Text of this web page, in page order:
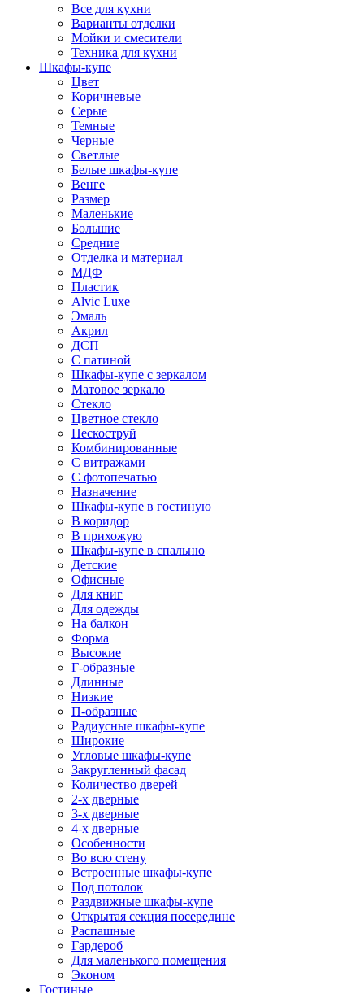
Все для кухни
Варианты отделки
Мойки и смесители
Техника для кухни
Шкафы-купе
Цвет
Коричневые
Серые
Темные
Черные
Светлые
Белые шкафы-купе
Венге
Размер
Маленькие
Большие
Средние
Отделка и материал
МДФ
Пластик
Alvic Luxe
Эмаль
Акрил
ДСП
С патиной
Шкафы-купе с зеркалом
Матовое зеркало
Стекло
Цветное стекло
Пескоструй
Комбинированные
С витражами
С фотопечатью
Назначение
Шкафы-купе в гостиную
В коридор
В прихожую
Шкафы-купе в спальню
Детские
Офисные
Для книг
Для одежды
На балкон
Форма
Высокие
Г-образные
Длинные
Низкие
П-образные
Радиусные шкафы-купе
Широкие
Угловые шкафы-купе
Закругленный фасад
Количество дверей
2-х дверные
3-х дверные
4-х дверные
Особенности
Во всю стену
Встроенные шкафы-купе
Под потолок
Раздвижные шкафы-купе
Открытая секция посередине
Распашные
Гардероб
Для маленького помещения
Эконом
Гостиные